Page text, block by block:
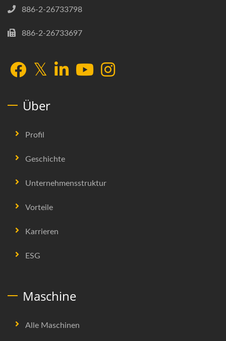
886-2-26733798
886-2-26733697
Über
Profil
Geschichte
Unternehmensstruktur
Vorteile
Karrieren
ESG
Maschine
Alle Maschinen